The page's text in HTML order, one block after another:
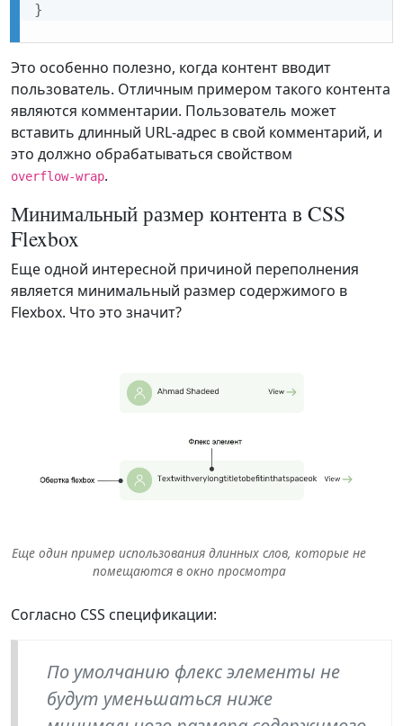
}
Это особенно полезно, когда контент вводит
пользователь. Отличным примером такого контента
являются комментарии. Пользователь может
вставить длинный URL-адрес в свой комментарий, и
это должно обрабатываться свойством
overflow-wrap.
Минимальный размер контента в CSS
Flexbox
Еще одной интересной причиной переполнения
является минимальный размер содержимого в
Flexbox. Что это значит?
Еще один пример использования длинных слов, которые не
помещаются в окно просмотра
Согласно CSS спецификации:
По умолчанию флекс элементы не
будут уменьшаться ниже